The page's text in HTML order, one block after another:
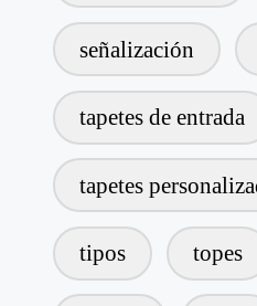
señalización
tapetes de entrada
tapetes
tipos topes